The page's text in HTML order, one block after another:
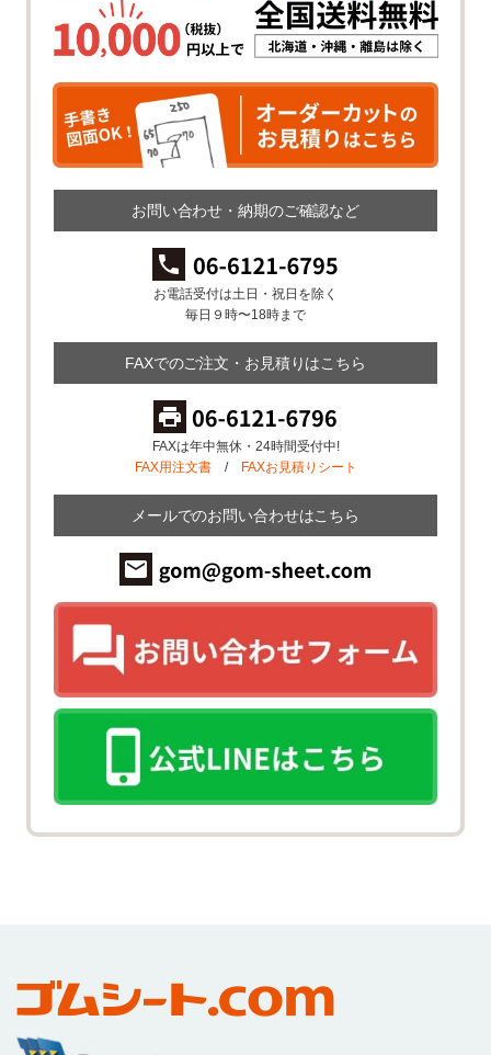
お問い合わせ・納期のご確認など
お電話受付は土日・祝日を除く
毎日９時〜18時まで
FAXでのご注文・お見積りはこちら
FAXは年中無休・24時間受付中!
FAX用注文書/ FAXお見積りシート
メールでのお問い合わせはこちら